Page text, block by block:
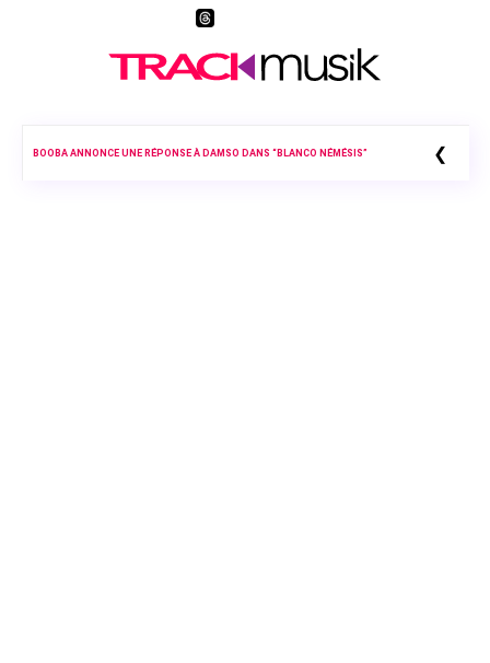
BOOBA ANNONCE UNE RÉPONSE À DAMSO DANS “BLANCO NÉMÉSIS” ❮